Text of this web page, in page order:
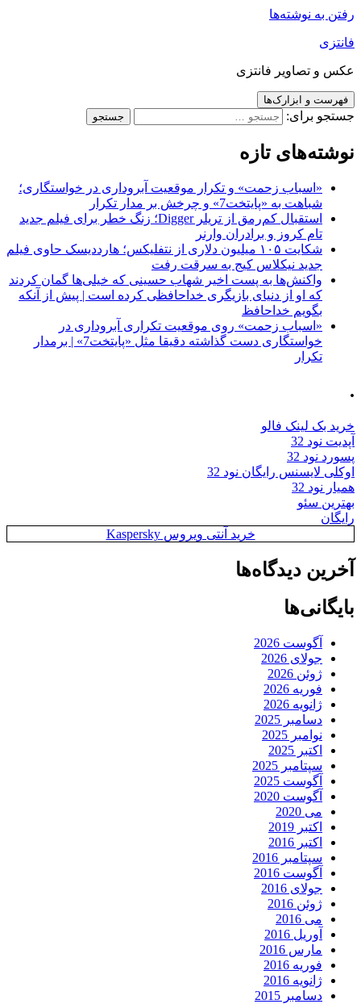
رفتن به نوشته‌ها
فانتزی
عکس و تصاویر فانتزی
فهرست و ابزارک‌ها
جستجو برای:
نوشته‌های تازه
«اسباب زحمت» و تکرار موقعیت آبروداری در خواستگاری؛
شباهت به «پایتخت7» و چرخش بر مدار تکرار
استقبال کم‌رمق از تریلر Digger؛ زنگ خطر برای فیلم جدید
تام کروز و برادران وارنر
شکایت ۱۰۵ میلیون دلاری از نتفلیکس؛ هارددیسک حاوی فیلم
جدید نیکلاس کیج به سرقت رفت
واکنش‌ها به پست اخیر شهاب حسینی که خیلی‌ها گمان کردند
که او از دنیای بازیگری خداحافظی کرده است | پیش از آنکه
بگویم خداحافظ
«اسباب زحمت» روی موقعیت تکراری آبروداری در
خواستگاری دست گذاشته دقیقا مثل «پایتخت7» | برمدار
تکرار
.
خرید بک لینک فالو
آپدیت نود 32
پسورد نود 32
اوکلی لایسنس رایگان نود 32
همیار نود 32
بهترین سئو
رایگان
خرید آنتی ویروس Kaspersky
آخرین دیدگاه‌ها
بایگانی‌ها
آگوست 2026
جولای 2026
ژوئن 2026
فوریه 2026
ژانویه 2026
دسامبر 2025
نوامبر 2025
اکتبر 2025
سپتامبر 2025
آگوست 2025
آگوست 2020
می 2020
اکتبر 2019
اکتبر 2016
سپتامبر 2016
آگوست 2016
جولای 2016
ژوئن 2016
می 2016
آوریل 2016
مارس 2016
فوریه 2016
ژانویه 2016
دسامبر 2015